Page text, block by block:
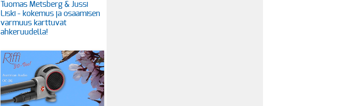
Tuomas Metsberg & Jussi
Liski - kokemus ja osaamisen
varmuus karttuvat
ahkeruudella!